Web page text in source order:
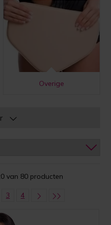
Overige
van 80 producten
3 4